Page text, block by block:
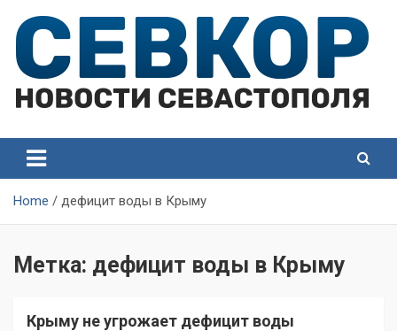
content
Севастополя
Севастополя
Home дефицит воды в Крыму
Метка: дефицит воды в Крыму
Крыму не угрожает дефицит воды